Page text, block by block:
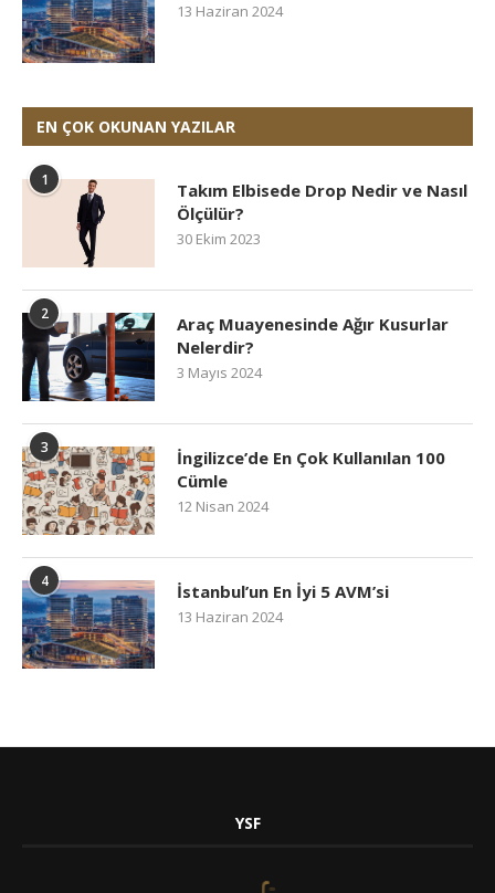
13 Haziran 2024
EN ÇOK OKUNAN YAZILAR
1
Takım Elbisede Drop Nedir ve Nasıl
Ölçülür?
30 Ekim 2023
2
Araç Muayenesinde Ağır Kusurlar
Nelerdir?
3 Mayıs 2024
3
İngilizce’de En Çok Kullanılan 100
Cümle
12 Nisan 2024
4 İstanbul’un En İyi 5 AVM’si
13 Haziran 2024
YSF